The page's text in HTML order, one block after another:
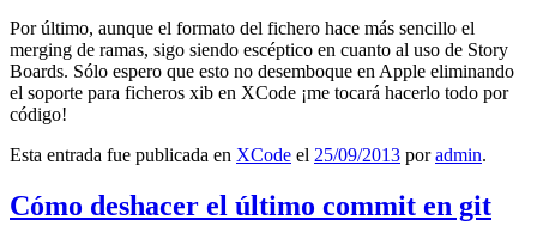
Por último, aunque el formato del fichero hace más sencillo el
merging de ramas, sigo siendo escéptico en cuanto al uso de Story
Boards. Sólo espero que esto no desemboque en Apple eliminando
el soporte para ficheros xib en XCode ¡me tocará hacerlo todo por
código!
Esta entrada fue publicada en XCode el 25/09/2013 poradmin.
Cómo deshacer el último commit en git